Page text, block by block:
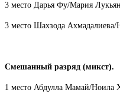
3 место Дарья Фу/Мария
3 место Шахзода
Смешанный разряд (микст).
1 место Абдулла Мамай/Ноила